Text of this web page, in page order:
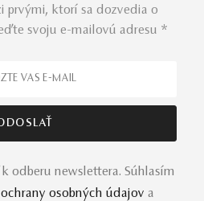
prvými, ktorí sa dozvedia o
svoju e-mailovú adresu *
odberu newslettera. Súhlasím
ochrany osobných údajov a